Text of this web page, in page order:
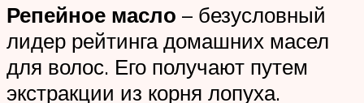
Репейное масло – безусловный
лидер рейтинга домашних масел
для волос. Его получают путем
экстракции из корня лопуха.